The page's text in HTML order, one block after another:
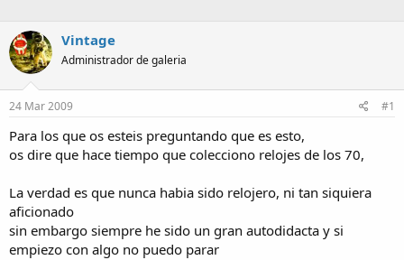
Vintage
Administrador de galeria
24 Mar 2009 #1
Para los que os esteis preguntando que es esto,
os dire que hace tiempo que colecciono relojes de los 70,
La verdad es que nunca habia sido relojero, ni tan siquiera
aficionado
sin embargo siempre he sido un gran autodidacta y si
empiezo con algo no puedo parar